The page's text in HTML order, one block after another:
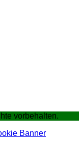
vorbehalten.
Banner